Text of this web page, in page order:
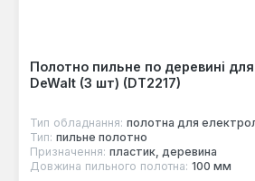
Полотно пильне по деревині для
DeWalt (3 шт) (DT2217)
Тип обладнання: полотна для
Тип: пильне полотно
Призначення: пластик, деревина
Довжина пильного полотна: 100 мм